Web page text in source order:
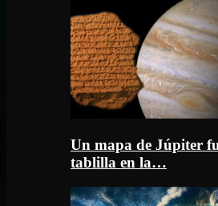
Un mapa de Júpiter
tablilla en la…